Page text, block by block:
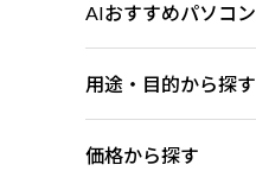
AIおすすめパソコン
用途・目的から探す
価格から探す